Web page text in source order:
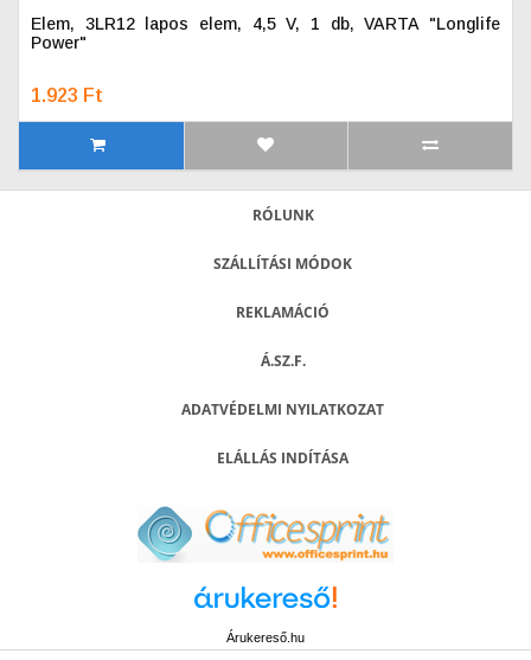
Elem, 3LR12 lapos elem, 4,5 V, 1 db, VARTA "Longlife
Power"
1.923 Ft
RÓLUNK
SZÁLLÍTÁSI MÓDOK
REKLAMÁCIÓ
Á.SZ.F.
ADATVÉDELMI NYILATKOZAT
ELÁLLÁS INDÍTÁSA
Árukereső.hu